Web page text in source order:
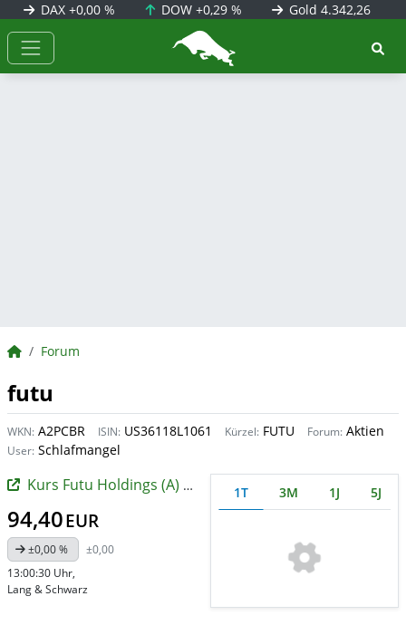
DAX +0,00 % DOW+0,29 % Gold 4.342,26
BörsenNEWS.de
BörsenNEWS.de
Forum
futu
WKN: A2PCBR ISIN: US36118L1061 Kürzel: FUTU Forum: Aktien
User: Schlafmangel
Kurs Futu Holdings (A) (A)
94,40EUR
±0,00 %
±0,00
13:00:30 Uhr,
Lang & Schwarz
1T 3M 1J 5J